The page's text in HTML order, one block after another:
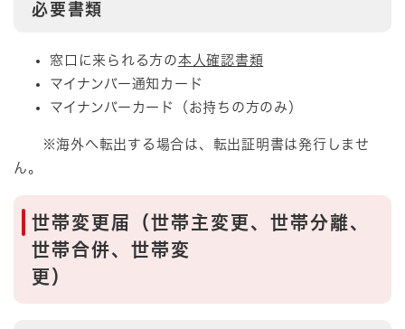
必要書類
窓口に来られる方の本人確認書類
マイナンバー通知カード
マイナンバーカード（お持ちの方のみ）
※海外へ転出する場合は、転出証明書は発行しませ
ん。
世帯変更届
（世帯主変更、世帯分離、
世帯合併、世帯変
更）